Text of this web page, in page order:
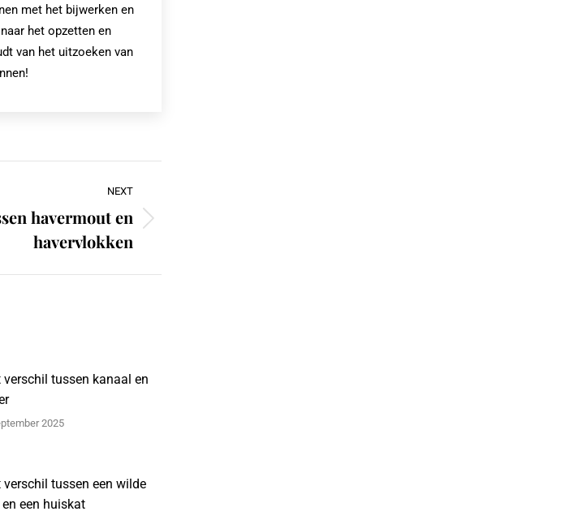
met het bijwerken en
het opzetten en
van het uitzoeken van
NEXT
havermout en
havervlokken
verschil tussen kanaal en
2025
verschil tussen een wilde
een huiskat